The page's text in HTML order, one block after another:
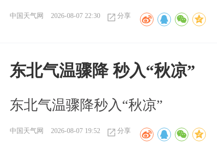
中国天气网 2026-08-07 22:30 分享
东北气温骤降 秒入“秋凉”
东北气温骤降秒入“秋凉”
中国天气网 2026-08-07 19:52 分享